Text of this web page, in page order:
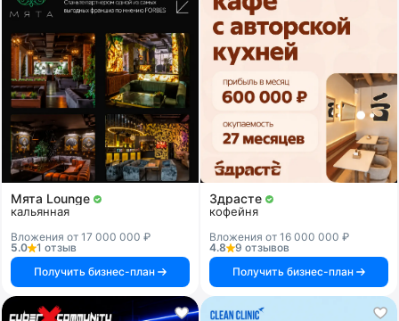
Мята Lounge
кальянная
Вложения от 17 000 000 ₽
5.0
1 отзыв
Получить бизнес-план
Здрасте
кофейня
Вложения от 16 000 000 ₽
4.8
9 отзывов
Получить бизнес-план